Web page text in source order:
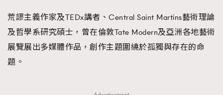
荒謬主義作家及TEDx講者、Central Saint Martins藝術理論
及哲學系研究碩士，曾在倫敦Tate Modern及亞洲各地藝術
展覽展出多媒體作品，創作主題圍繞於孤獨與存在的命
題。